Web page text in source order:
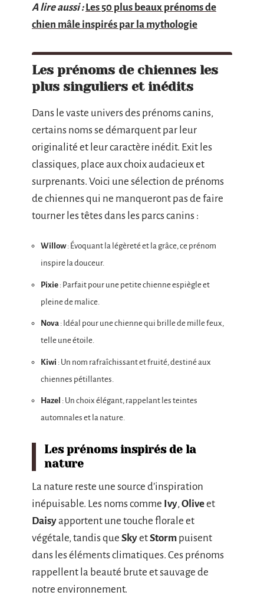
A lire aussi : Les 50 plus beaux prénoms de
chien mâle inspirés par la mythologie
Les prénoms de chiennes les
plus singuliers et inédits
Dans le vaste univers des prénoms canins,
certains noms se démarquent par leur
originalité et leur caractère inédit. Exit les
classiques, place aux choix audacieux et
surprenants. Voici une sélection de prénoms
de chiennes qui ne manqueront pas de faire
tourner les têtes dans les parcs canins :
Willow: Évoquant la légèreté et la grâce, ce prénom
inspire la douceur.
Pixie : Parfait pour une petite chienne espiègle et
pleine de malice.
Nova : Idéal pour une chienne qui brille de mille feux,
telle une étoile.
Kiwi : Un nom rafraîchissant et fruité, destiné aux
chiennes pétillantes.
Hazel : Un choix élégant, rappelant les teintes
automnales et la nature.
Les prénoms inspirés de la
nature
La nature reste une source d’inspiration
inépuisable. Les noms comme Ivy,Oliveet
Daisyapportent une touche florale et
végétale, tandis que SkyetStorm puisent
dans les éléments climatiques. Ces prénoms
rappellent la beauté brute et sauvage de
notre environnement.